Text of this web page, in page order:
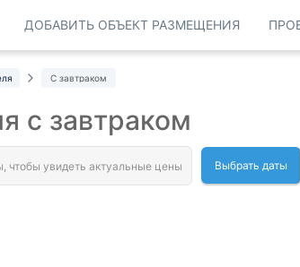
ДОБАВИТЬ ОБЪЕКТ РАЗМЕЩЕНИЯ
С завтраком
с завтраком
Выбрать даты